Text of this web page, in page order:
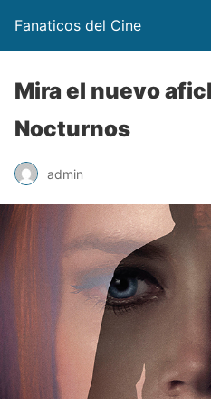
Fanaticos del Cine
Mira el nuevo
Nocturnos
admin